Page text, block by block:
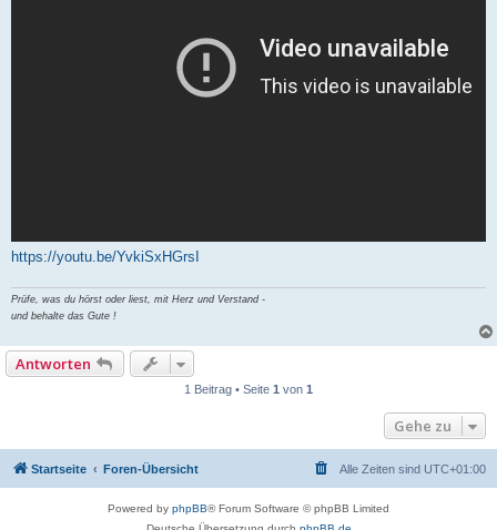
https://youtu.be/YvkiSxHGrsI
Prüfe, was du hörst oder liest, mit Herz und Verstand -
und behalte das Gute !
Antworten
1 Beitrag • Seite 1 von 1
Gehe zu
Startseite Foren-Übersicht Alle Zeiten sind UTC+01:00
Powered by phpBB® Forum Software © phpBB Limited